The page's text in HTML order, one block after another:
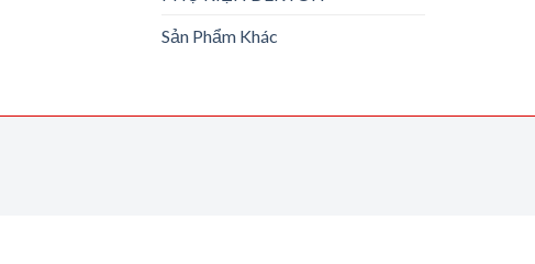
Sản Phẩm Khác